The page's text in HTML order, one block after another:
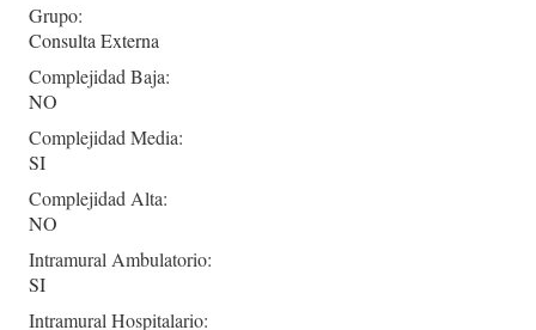
Grupo:
Consulta Externa
Complejidad Baja:
NO
Complejidad Media:
SI
Complejidad Alta:
NO
Intramural Ambulatorio:
SI
Intramural Hospitalario: